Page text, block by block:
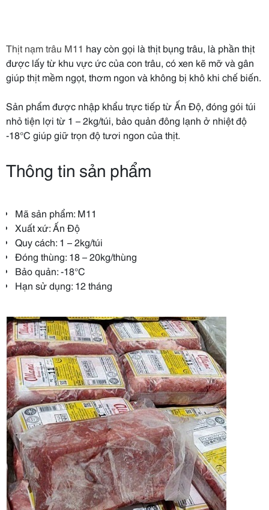
Thịt nạm trâu M11 hay còn gọi là thịt bụng trâu, là phần thịt
được lấy từ khu vực ức của con trâu, có xen kẽ mỡ và gân
giúp thịt mềm ngọt, thơm ngon và không bị khô khi chế biến.
Sản phẩm được nhập khẩu trực tiếp từ Ấn Độ, đóng gói túi
nhỏ tiện lợi từ 1 – 2kg/túi, bảo quản đông lạnh ở nhiệt độ
-18°C giúp giữ trọn độ tươi ngon của thịt.
Thông tin sản phẩm
Mã sản phẩm: M11
Xuất xứ: Ấn Độ
Quy cách: 1 – 2kg/túi
Đóng thùng: 18 – 20kg/thùng
Bảo quản: -18°C
Hạn sử dụng: 12 tháng